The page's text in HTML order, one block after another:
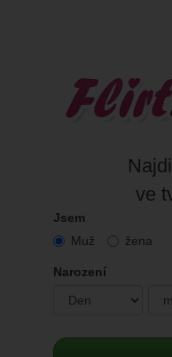
Najdi
ve
Jsem
Muž
žena
Narození